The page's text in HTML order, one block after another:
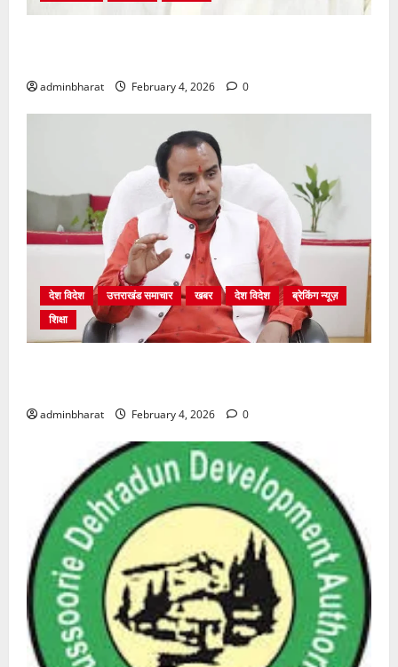
adminbharat February 4, 2026 0
देश विदेश उत्तराखंड समाचार खबर देश विदेश
ब्रेकिंग न्यूज़
शिक्षा
adminbharat February 4, 2026 0